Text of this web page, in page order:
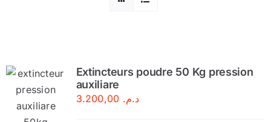
Extincteurs poudre 50 Kg pression
auxiliare
د.م.